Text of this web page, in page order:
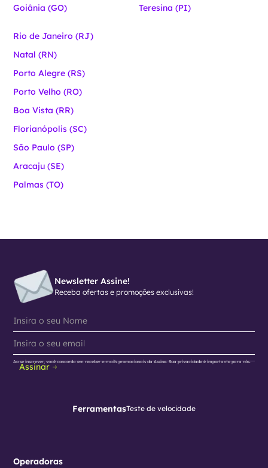
Goiânia (GO) Teresina (PI)
Rio de Janeiro (RJ)
Natal (RN)
Porto Alegre (RS)
Porto Velho (RO)
Boa Vista (RR)
Florianópolis (SC)
São Paulo (SP)
Aracaju (SE)
Palmas (TO)
Newsletter Assine!
Receba ofertas e promoções exclusivas!
Assinar
Ao se inscrever, você concorda em receber e-mails promocionais da Assine. Sua privacidade é importante para nós.
FerramentasTeste de velocidade
Operadoras